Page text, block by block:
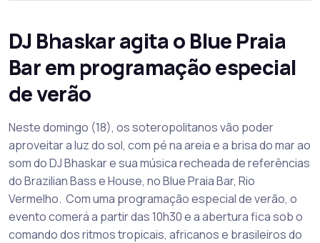
DJ Bhaskar agita o Blue Praia
Bar em programação especial
de verão
Neste domingo (18), os soteropolitanos vão poder
aproveitar a luz do sol, com pé na areia e a brisa do mar ao
som do DJ Bhaskar e sua música recheada de referências
do Brazilian Bass e House, no Blue Praia Bar, Rio
Vermelho. Com uma programação especial de verão, o
evento comerá a partir das 10h30 e a abertura fica sob o
comando dos ritmos tropicais, africanos e brasileiros do